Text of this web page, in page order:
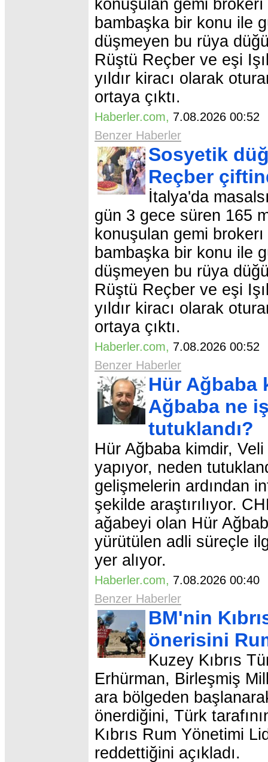
konuşulan gemi
bambaşka bir konu ile
düşmeyen bu rüya
Rüştü Reçber ve eşi
yıldır kiracı olarak
ortaya çıktı.
Haberler.com, 7.08.2026
Benzer Haberler
Sosyetik
Reçber
İtalya'da
gün 3 gece süren 165
konuşulan gemi
bambaşka bir konu ile
düşmeyen bu rüya
Rüştü Reçber ve eşi
yıldır kiracı olarak
ortaya çıktı.
Haberler.com, 7.08.2026
Benzer Haberler
Hür Ağbaba
Ağbaba ne
tutuklandı?
Hür Ağbaba kimdir,
yapıyor, neden
gelişmelerin ardından
şekilde araştırılıyor.
ağabeyi olan Hür
yürütülen adli süreçle
yer alıyor.
Haberler.com, 7.08.2026
Benzer Haberler
BM'nin
önerisini
Kuzey Kıbrıs
Erhürman, Birleşmiş
ara bölgeden başlanarak
önerdiğini, Türk
Kıbrıs Rum Yönetimi
reddettiğini açıkladı.